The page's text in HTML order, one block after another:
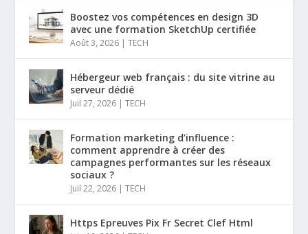
Boostez vos compétences en design 3D
avec une formation SketchUp certifiée
Août 3, 2026 |TECH
Hébergeur web français : du site vitrine au
serveur dédié
Juil 27, 2026 |TECH
Formation marketing d’influence :
comment apprendre à créer des
campagnes performantes sur les réseaux
sociaux ?
Juil 22, 2026 |TECH
Https Epreuves Pix Fr Secret Clef Html